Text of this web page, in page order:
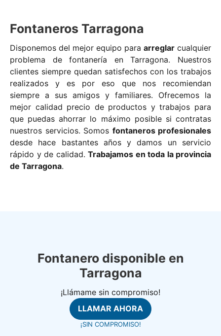
Fontaneros Tarragona
Disponemos del mejor equipo para arreglar cualquier
problema de fontanería en Tarragona. Nuestros
clientes siempre quedan satisfechos con los trabajos
realizados y es por eso que nos recomiendan
siempre a sus amigos y familiares. Ofrecemos la
mejor calidad precio de productos y trabajos para
que puedas ahorrar lo máximo posible si contratas
nuestros servicios. Somos fontaneros profesionales
desde hace bastantes años y damos un servicio
rápido y de calidad. Trabajamos en toda la provincia
de Tarragona.
Fontanero disponible en
Tarragona
¡Llámame sin compromiso!
LLAMAR AHORA
¡SIN COMPROMISO!